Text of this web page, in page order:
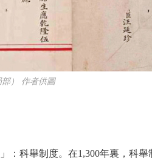
部） 作者供圖
科舉制度。在1,300年裏，科舉